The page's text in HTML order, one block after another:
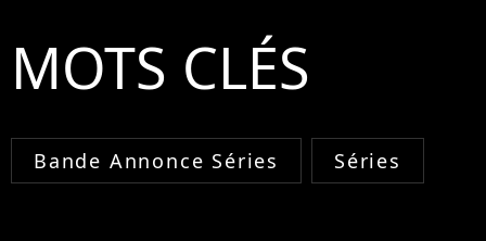
MOTS CLÉS
Bande Annonce Séries Séries